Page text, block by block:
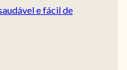
e fácil de